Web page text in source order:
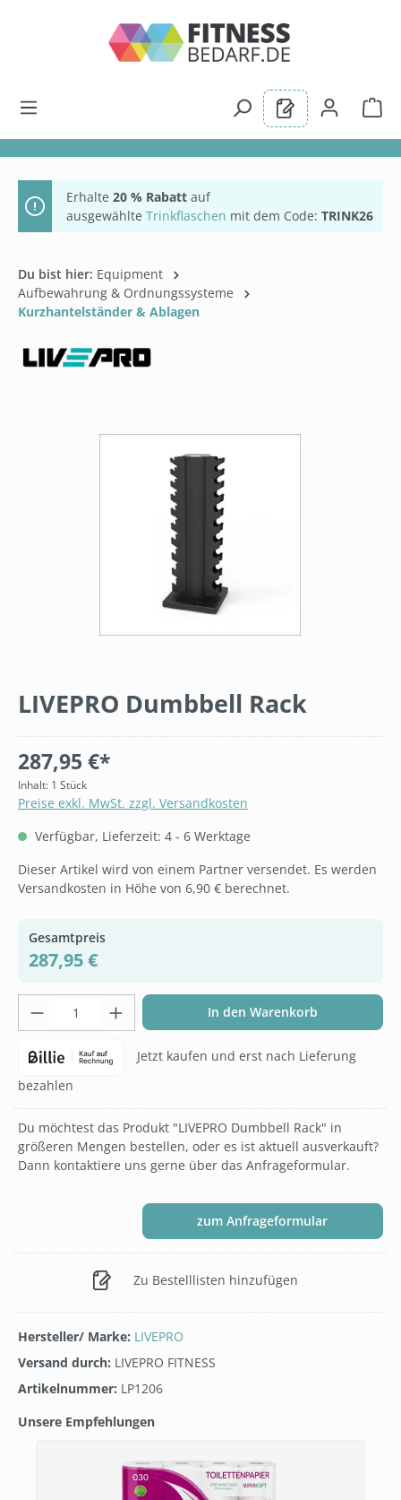
Erhalte 20 % Rabatt auf
ausgewählte Trinkflaschen mit dem Code: TRINK26
Du bist hier: Equipment
Aufbewahrung & Ordnungssysteme
Kurzhantelständer & Ablagen
LIVEPRO Dumbbell Rack
287,95 €*
Inhalt: 1 Stück
Preise exkl. MwSt. zzgl. Versandkosten
Verfügbar, Lieferzeit: 4 - 6 Werktage
Dieser Artikel wird von einem Partner versendet. Es werden
Versandkosten in Höhe von 6,90 € berechnet.
Gesamtpreis
287,95 €
Produkt Anzahl: Gib den gewünschten
In den Warenkorb
Jetzt kaufen und erst nach Lieferung
bezahlen
Du möchtest das Produkt "LIVEPRO Dumbbell Rack" in
größeren Mengen bestellen, oder es ist aktuell ausverkauft?
Dann kontaktiere uns gerne über das Anfrageformular.
zum Anfrageformular
Zu Bestelllisten hinzufügen
Hersteller/ Marke: LIVEPRO
Versand durch: LIVEPRO FITNESS
Artikelnummer: LP1206
Unsere Empfehlungen